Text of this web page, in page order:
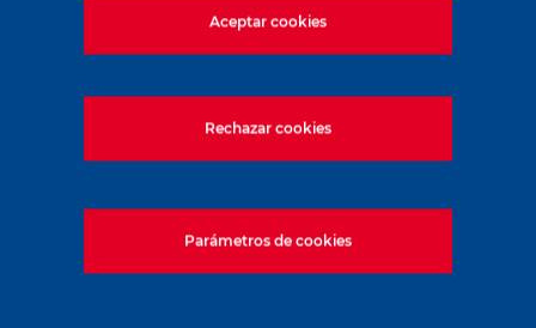
proceso Colmix®?
La herramienta simple puede utilizarse con
requieren máquinas equipadas con un
cabezal de rotación especial.
Aceptar cookies
Rechazar cookies
Parámetros de cookies